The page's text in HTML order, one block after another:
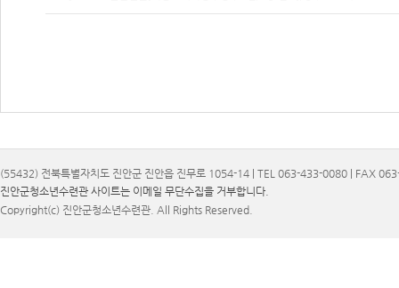
(55432) 전북특별자치도 진안군 진안읍 진무로 1054-14 | TEL 063-433-0080 | FAX
진안군청소년수련관 사이트는 이메일 무단수집을 거부합니다.
Copyright(c) 진안군청소년수련관. All Rights Reserved.